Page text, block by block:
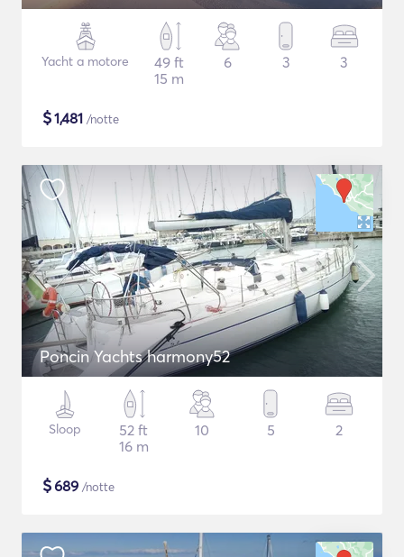
Yacht a motore
49 ft
15 m
6 3 3
$1,481 /notte
Poncin Yachts harmony52
Sloop
52 ft
16 m
10 5 2
$689 /notte